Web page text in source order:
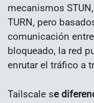
mecanismos
TURN, pero
comunicación
bloqueado, la red
enrutar el tráfico a
Tailscale se